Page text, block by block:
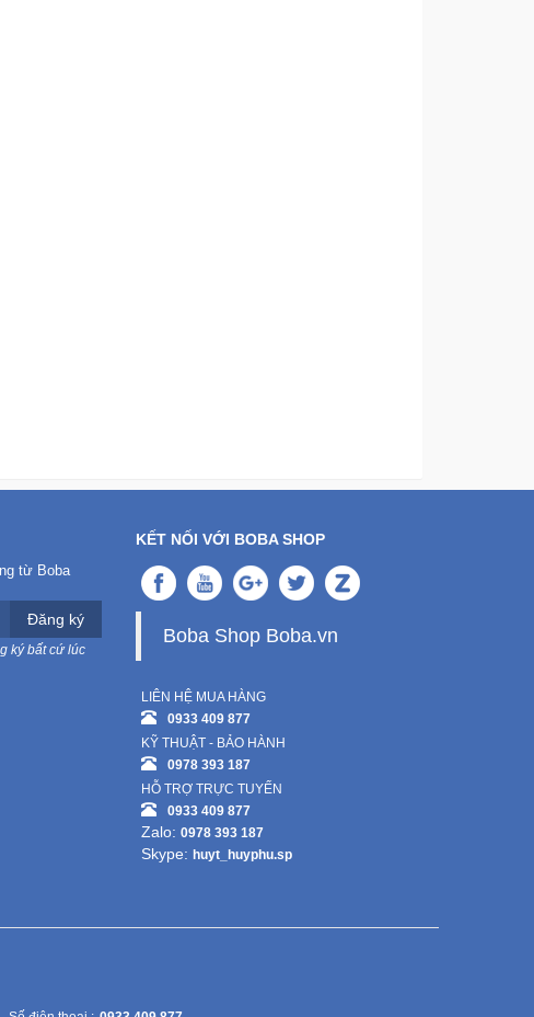
từ Boba
Đăng ký
ký bất cứ lúc
KẾT NỐI VỚI BOBA SHOP
Boba Shop Boba.vn
LIÊN HỆ MUA HÀNG
0933 409 877
KỸ THUẬT - BẢO HÀNH
0978 393 187
HỖ TRỢ TRỰC TUYẾN
0933 409 877
Zalo: 0978 393 187
Skype: huyt_huyphu.sp